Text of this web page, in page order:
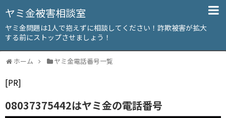
ヤミ金被害相談室
ヤミ金問題は1人で抱えずに相談してください！詐欺被害が拡大
する前にストップさせましょう！
ホーム ヤミ金電話番号一覧
[PR]
08037375442はヤミ金の電話番号